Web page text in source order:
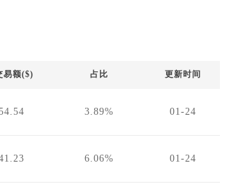
易额($) 占比 更新时间
3.89% 01-24
6.06% 01-24